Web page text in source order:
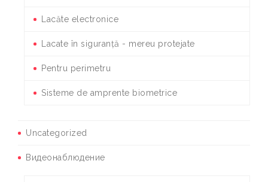
Lacăte electronice
Lacate în siguranță - mereu protejate
Pentru perimetru
Sisteme de amprente biometrice
Uncategorized
Видеонаблюдение